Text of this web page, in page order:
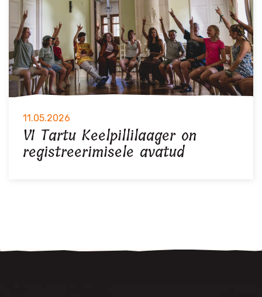
11.05.2026
VI Tartu Keelpillilaager on
registreerimisele avatud